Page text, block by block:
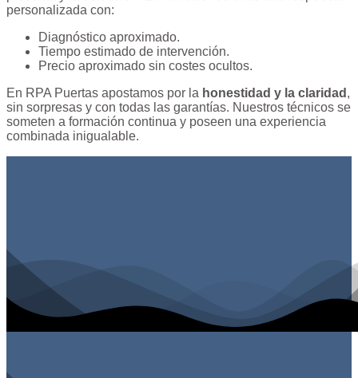
personalizada con:
Diagnóstico aproximado.
Tiempo estimado de intervención.
Precio aproximado sin costes ocultos.
En RPA Puertas apostamos por la honestidad y la claridad ,
sin sorpresas y con todas las garantías. Nuestros técnicos se
someten a formación continua y poseen una experiencia
combinada inigualable.